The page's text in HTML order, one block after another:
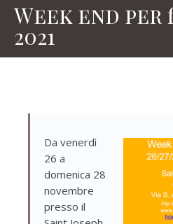
Week end
2021
Da venerdì
26 a
domenica 28
novembre
presso il